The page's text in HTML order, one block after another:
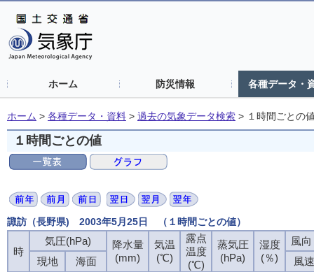
ホーム 防災情報 各種データ・
ホーム > 各種データ・資料 > 過去の気象データ検索 > １時間ごとの
１時間ごとの値
諏訪（長野県) 2003年5月25日 （１時間ごとの値）
時
気圧(hPa)
降水量
(mm)
気温
(℃)
露点
温度
(℃)
蒸気圧
(hPa)
湿度
(％)
風
現地
海面
風速